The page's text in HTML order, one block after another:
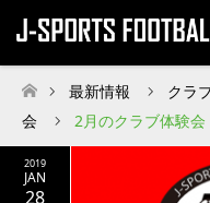
ホーム
最新情報 クラ
会
2月のクラブ体験
2019
JAN
28